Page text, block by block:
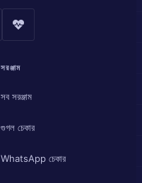
সরঞ্জাম
সব সরঞ্জাম
গুগল চেকার
WhatsApp চেকার